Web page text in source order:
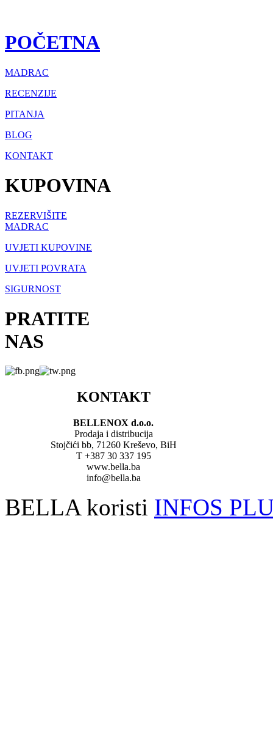
POČETNA
MADRAC
RECENZIJE
PITANJA
BLOG
KONTAKT
KUPOVINA
REZERVIŠITE
MADRAC
UVJETI KUPOVINE
UVJETI POVRATA
SIGURNOST
PRATITE
NAS
KONTAKT
BELLENOX d.o.o.
Prodaja i distribucija
Stojčići bb, 71260 Kreševo, BiH
T +387 30 337 195
www.bella.ba
info@bella.ba
BELLA koristi INFOS